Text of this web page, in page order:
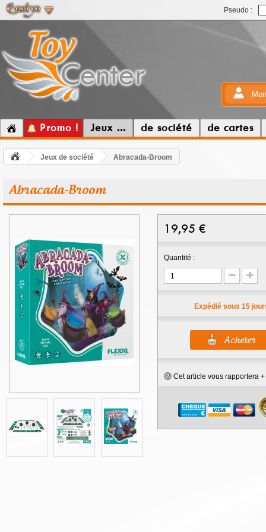
Pseudo :
Promo ! Jeux ... de société de cartes
Jeux de société Abracada-Broom
Abracada-Broom
19,95 €
Quantité :
Expédié sous 15
Cet article vous rapportera +